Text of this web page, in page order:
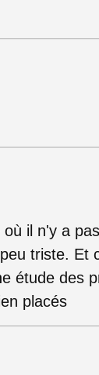
il n'y a
triste. Et
étude des
placés